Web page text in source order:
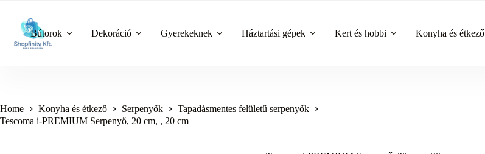
content
Bútorok Dekoráció Gyerekeknek Háztartási gépek Kert és hobbi Konyha és étkező
Home Konyha és étkező Serpenyők
Tapadásmentes felületű serpenyők
Tescoma i-PREMIUM Serpenyő, 20 cm, , 20 cm